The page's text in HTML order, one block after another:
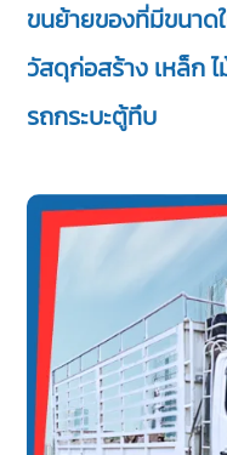
ขนย้ายของที่มีขนาด
วัสดุก่อสร้าง เหล็ก
รถกระบะตู้ทึบ